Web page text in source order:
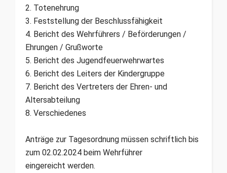
2. Totenehrung
3. Feststellung der Beschlussfähigkeit
4. Bericht des Wehrführers / Beförderungen /
Ehrungen / Grußworte
5. Bericht des Jugendfeuerwehrwartes
6. Bericht des Leiters der Kindergruppe
7. Bericht des Vertreters der Ehren- und
Altersabteilung
8. Verschiedenes
Anträge zur Tagesordnung müssen schriftlich bis
zum 02.02.2024 beim Wehrführer
eingereicht werden.